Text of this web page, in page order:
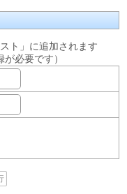
ト」に追加されます
必要です）